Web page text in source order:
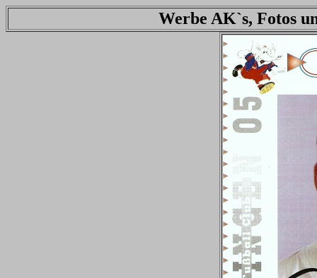
Werbe AK`s, Fotos